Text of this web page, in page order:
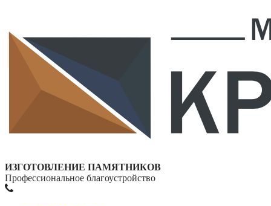
ИЗГОТОВЛЕНИЕ ПАМЯТНИКОВ
Профессиональное благоустройство